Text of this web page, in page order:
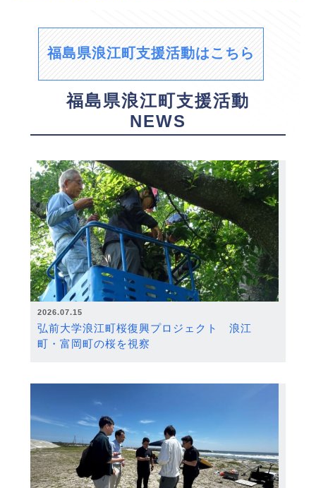
福島県浪江町支援活動はこちら
福島県浪江町支援活動
NEWS
2026.07.15
弘前大学浪江町桜復興プロジェクト 浪江
町・富岡町の桜を視察